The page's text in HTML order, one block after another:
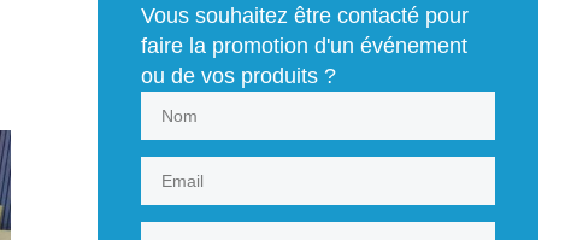
Vous souhaitez être contacté pour
faire la promotion d'un événement
ou de vos produits ?